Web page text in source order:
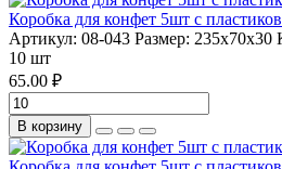
Коробка для конфет 5шт с
Артикул: 08-043 Размер: 235х70х30
10 шт
65.00 ₽
В корзину